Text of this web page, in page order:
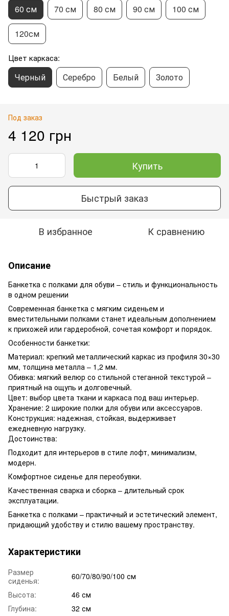
60 см 70 см 80 см 90 см 100 см
120см
Цвет каркаса:
Черный Серебро Белый Золото
Под заказ
4 120 грн
Купить
Быстрый заказ
В избранное К сравнению
Описание
Банкетка с полками для обуви – стиль и функциональность
в одном решении
Современная банкетка с мягким сиденьем и
вместительными полками станет идеальным дополнением
к прихожей или гардеробной, сочетая комфорт и порядок.
Особенности банкетки:
Материал: крепкий металлический каркас из профиля 30×30
мм, толщина металла – 1,2 мм.
Обивка: мягкий велюр со стильной стеганной текстурой –
приятный на ощупь и долговечный.
Цвет: выбор цвета ткани и каркаса под ваш интерьер.
Хранение: 2 широкие полки для обуви или аксессуаров.
Конструкция: надежная, стойкая, выдерживает
ежедневную нагрузку.
Достоинства:
Подходит для интерьеров в стиле лофт, минимализм,
модерн.
Комфортное сиденье для переобувки.
Качественная сварка и сборка – длительный срок
эксплуатации.
Банкетка с полками – практичный и эстетический элемент,
придающий удобству и стилю вашему пространству.
Характеристики
Размер
сиденья:
60/70/80/90/100 см
Высота:
46 см
Глубина:
32 см